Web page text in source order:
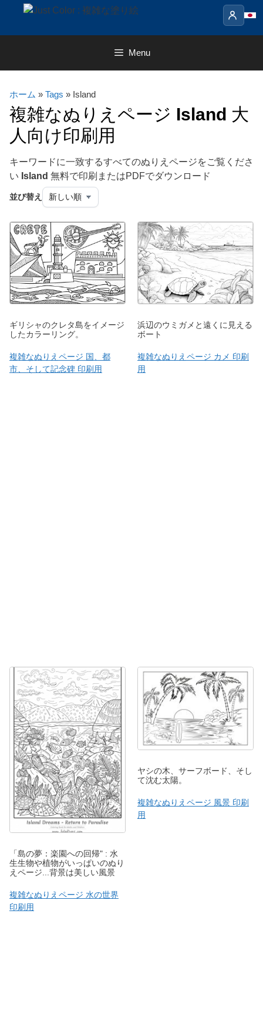
content
Menu
ホーム » Tags » Island
複雑なぬりえページ Island 大
人向け印刷用
キーワードに一致するすべてのぬりえページをご覧くださ
い Island 無料で印刷またはPDFでダウンロード
並び替え
ギリシャのクレタ島をイメージ
したカラーリング。
複雑なぬりえページ 国、都
市、そして記念碑 印刷用
浜辺のウミガメと遠くに見える
ボート
複雑なぬりえページ カメ 印刷
用
「島の夢：楽園への回帰" : 水
生生物や植物がいっぱいのぬり
えページ...背景は美しい風景
複雑なぬりえページ 水の世界
印刷用
ヤシの木、サーフボード、そし
て沈む太陽。
複雑なぬりえページ 風景 印刷
用